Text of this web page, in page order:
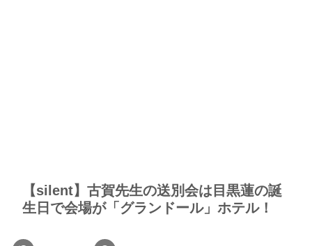
【silent】古賀先生の送別会は目黒蓮の誕
生日で会場が「グランドール」ホテル！